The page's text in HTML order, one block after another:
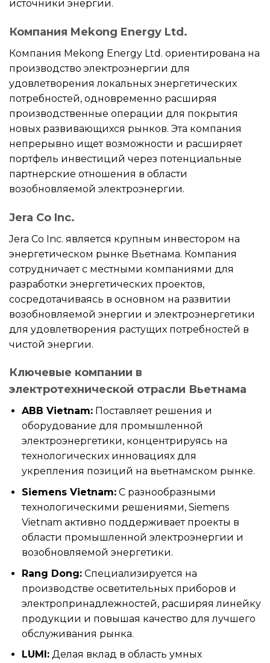
источники энергии.
Компания Mekong Energy Ltd.
Компания Mekong Energy Ltd. ориентирована на
производство электроэнергии для
удовлетворения локальных энергетических
потребностей, одновременно расширяя
производственные операции для покрытия
новых развивающихся рынков. Эта компания
непрерывно ищет возможности и расширяет
портфель инвестиций через потенциальные
партнерские отношения в области
возобновляемой электроэнергии.
Jera Co Inc.
Jera Co Inc. является крупным инвестором на
энергетическом рынке Вьетнама. Компания
сотрудничает с местными компаниями для
разработки энергетических проектов,
сосредотачиваясь в основном на развитии
возобновляемой энергии и электроэнергетики
для удовлетворения растущих потребностей в
чистой энергии.
Ключевые компании в
электротехнической отрасли Вьетнама
ABB Vietnam:Поставляет решения и
оборудование для промышленной
электроэнергетики, концентрируясь на
технологических инновациях для
укрепления позиций на вьетнамском рынке.
Siemens Vietnam:С разнообразными
технологическими решениями, Siemens
Vietnam активно поддерживает проекты в
области промышленной электроэнергии и
возобновляемой энергетики.
Rang Dong:Специализируется на
производстве осветительных приборов и
электропринадлежностей, расширяя линейку
продукции и повышая качество для лучшего
обслуживания рынка.
LUMI:Делая вклад в область умных